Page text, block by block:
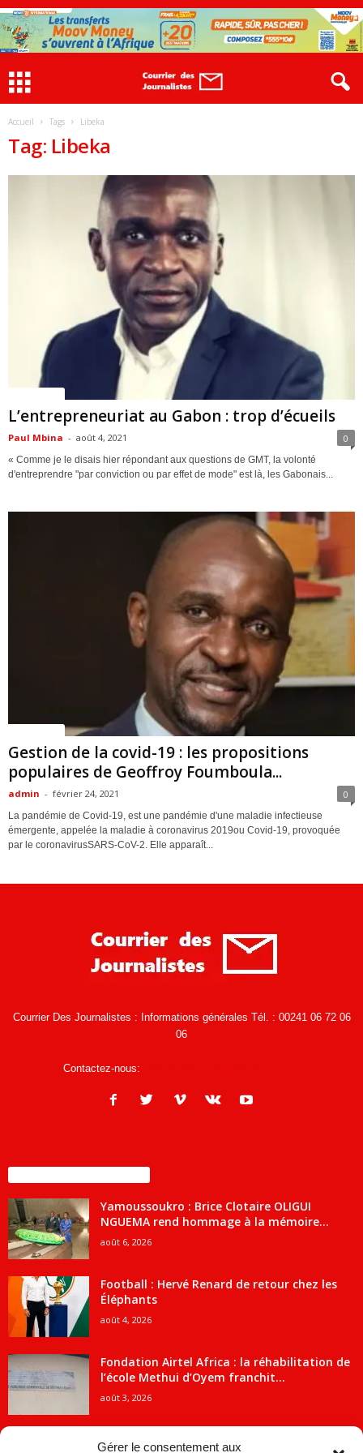
Gérer le consentement aux
Accueil Tags Libeka
Tag: Libeka
L’entrepreneuriat au Gabon : trop d’écueils
Paul Mbina - août 4, 2021 0
« Comme je le disais hier répondant aux questions de GMT, la volonté
d'entreprendre "par conviction ou par effet de mode" est là, les Gabonais...
Gestion de la covid-19 : les propositions
populaires de Geoffroy Foumboula...
admin - février 24, 2021 0
La pandémie de Covid-19, est une pandémie d'une maladie infectieuse
émergente, appelée la maladie à coronavirus 2019ou Covid-19, provoquée
par le coronavirusSARS-CoV-2. Elle apparaît...
Courrier Des Journalistes : Informations générales Tél. : 00241 06 72 06
06
Contactez-nous:
Yamoussoukro : Brice Clotaire OLIGUI
NGUEMA rend hommage à la mémoire...
août 6, 2026
Football : Hervé Renard de retour chez les
Éléphants
août 4, 2026
Fondation Airtel Africa : la réhabilitation de
l’école Methui d’Oyem franchit...
août 3, 2026